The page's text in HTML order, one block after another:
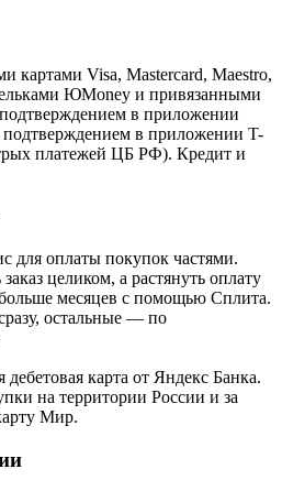
картами Visa, Mastercard, Maestro,
ЮMoney и привязанными
в приложении
в приложении T-
платежей ЦБ РФ). Кредит и
для оплаты покупок частями.
целиком, а растянуть оплату
месяцев с помощью Сплита.
остальные — по
карта от Яндекс Банка.
на территории России и за
Мир.